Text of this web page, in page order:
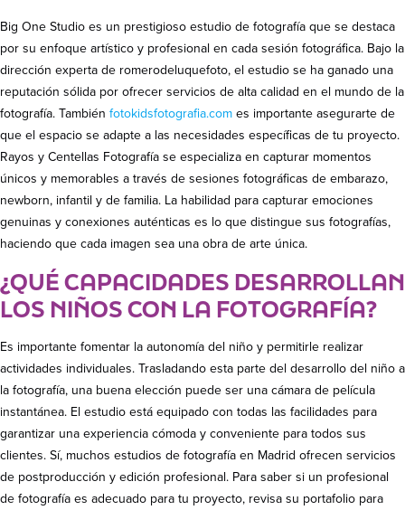
Big One Studio es un prestigioso estudio de fotografía que se destaca
por su enfoque artístico y profesional en cada sesión fotográfica. Bajo la
dirección experta de romerodeluquefoto, el estudio se ha ganado una
reputación sólida por ofrecer servicios de alta calidad en el mundo de la
fotografía. También fotokidsfotografia.com es importante asegurarte de
que el espacio se adapte a las necesidades específicas de tu proyecto.
Rayos y Centellas Fotografía se especializa en capturar momentos
únicos y memorables a través de sesiones fotográficas de embarazo,
newborn, infantil y de familia. La habilidad para capturar emociones
genuinas y conexiones auténticas es lo que distingue sus fotografías,
haciendo que cada imagen sea una obra de arte única.
¿QUÉ CAPACIDADES DESARROLLAN
LOS NIÑOS CON LA FOTOGRAFÍA?
Es importante fomentar la autonomía del niño y permitirle realizar
actividades individuales. Trasladando esta parte del desarrollo del niño a
la fotografía, una buena elección puede ser una cámara de película
instantánea. El estudio está equipado con todas las facilidades para
garantizar una experiencia cómoda y conveniente para todos sus
clientes. Sí, muchos estudios de fotografía en Madrid ofrecen servicios
de postproducción y edición profesional. Para saber si un profesional
de fotografía es adecuado para tu proyecto, revisa su portafolio para